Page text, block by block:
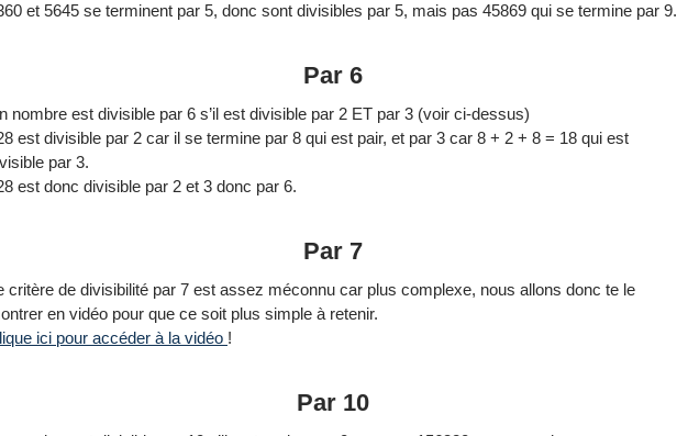
et 5645 se terminent par 5, donc sont divisibles par 5, mais pas 45869 qui se termine par 9.
Par 6
nombre est divisible par 6 s’il est divisible par 2 ET par 3 (voir ci-dessus)
est divisible par 2 car il se termine par 8 qui est pair, et par 3 car 8 + 2 + 8 = 18 qui est
par 3.
est donc divisible par 2 et 3 donc par 6.
Par 7
critère de divisibilité par 7 est assez méconnu car plus complexe, nous allons donc te le
en vidéo pour que ce soit plus simple à retenir.
ici pour accéder à la vidéo !
Par 10